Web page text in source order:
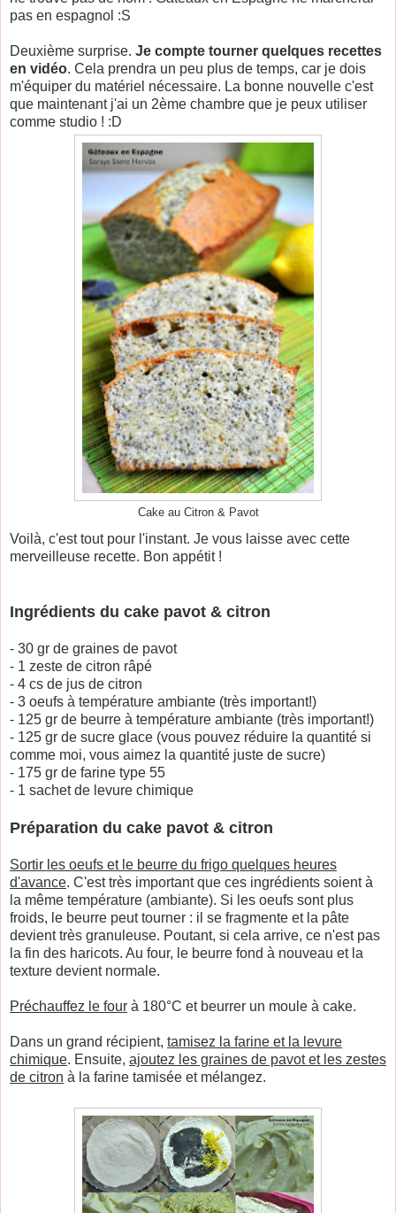
pas en espagnol :S
Deuxième surprise. Je compte tourner quelques recettes
en vidéo. Cela prendra un peu plus de temps, car je dois
m'équiper du matériel nécessaire. La bonne nouvelle c'est
que maintenant j'ai un 2ème chambre que je peux utiliser
comme studio ! :D
Cake au Citron & Pavot
Voilà, c'est tout pour l'instant. Je vous laisse avec cette
merveilleuse recette. Bon appétit !
Ingrédients du cake pavot & citron
- 30 gr de graines de pavot
- 1 zeste de citron râpé
- 4 cs de jus de citron
- 3 oeufs à température ambiante (très important!)
- 125 gr de beurre à température ambiante (très important!)
- 125 gr de sucre glace (vous pouvez réduire la quantité si
comme moi, vous aimez la quantité juste de sucre)
- 175 gr de farine type 55
- 1 sachet de levure chimique
Préparation du cake pavot & citron
Sortir les oeufs et le beurre du frigo quelques heures
d'avance. C'est très important que ces ingrédients soient à
la même température (ambiante). Si les oeufs sont plus
froids, le beurre peut tourner : il se fragmente et la pâte
devient très granuleuse. Poutant, si cela arrive, ce n'est pas
la fin des haricots. Au four, le beurre fond à nouveau et la
texture devient normale.
Préchauffez le four à 180°C et beurrer un moule à cake.
Dans un grand récipient, tamisez la farine et la levure
chimique. Ensuite, ajoutez les graines de pavot et les zestes
de citron à la farine tamisée et mélangez.